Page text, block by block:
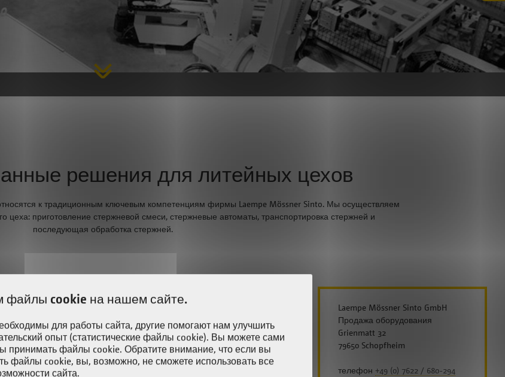
решения для литейных цехов
к традиционным ключевым компетенциям фирмы Laempe Mössner Sinto. Мы осуществляем
цеха: приготовление стержневой смеси, стержневые автоматы, транспортировка стержней и
последующая обработка стержней.
для клиента и могут быть крайне сложными при их
Mössner Sinto обладает необходимой компетенцией.
Laempe Mössner Sinto GmbH
Продажа оборудования
Grienmatt 32
79650 Schopfheim
телефон +49 (0) 7622 / 680-294
файлы cookie на нашем сайте.
для работы сайта, другие помогают нам улучшить
опыт (статистические файлы cookie). Вы можете сами
принимать файлы cookie. Обратите внимание, что если вы
файлы cookie, вы, возможно, не сможете использовать все
сайта.